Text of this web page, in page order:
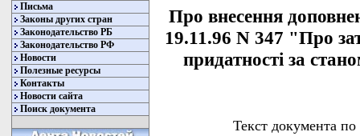
Письма
Законы других стран
Законодательство РБ
Законодательство РФ
Новости
Полезные ресурсы
Контакты
Новости сайта
Поиск документа
Про внесення
19.11.96 N 347 "Про
придатності за
Текст документа